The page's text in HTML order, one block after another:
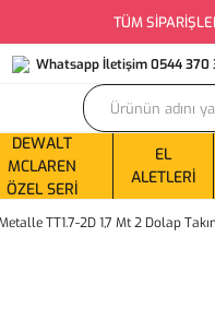
TÜM
Whatsapp İletişim 0544 370
DEWALT
MCLAREN
ÖZEL SERI
EL
ALETLERI